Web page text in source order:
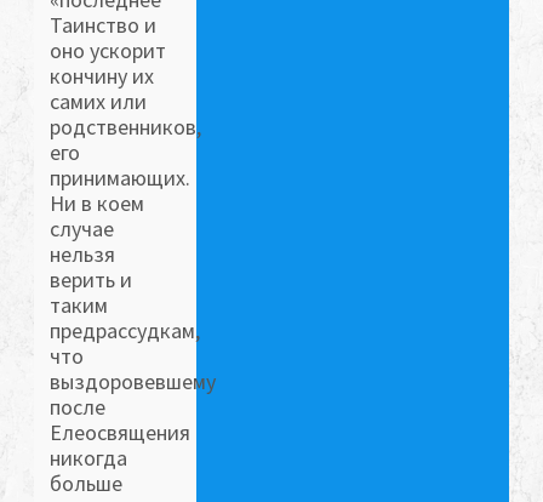
Таинство и
оно ускорит
кончину их
самих или
родственников,
его
принимающих.
Ни в коем
случае
нельзя
верить и
таким
предрассудкам,
что
выздоровевшему
после
Елеосвящения
никогда
больше